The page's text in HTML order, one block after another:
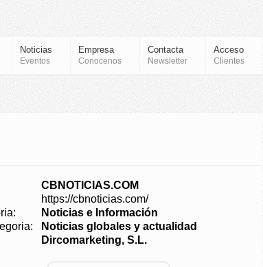
Noticias
Eventos
Empresa
Conocenos
Contacta
Newsletter
Acceso
Clientes
CBNOTICIAS.COM
https://cbnoticias.com/
Noticias e Información
Noticias globales y actualidad
Dircomarketing, S.L.